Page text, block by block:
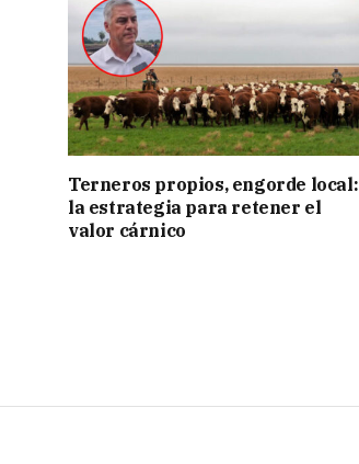
Terneros propios, engorde local:
la estrategia para retener el
valor cárnico